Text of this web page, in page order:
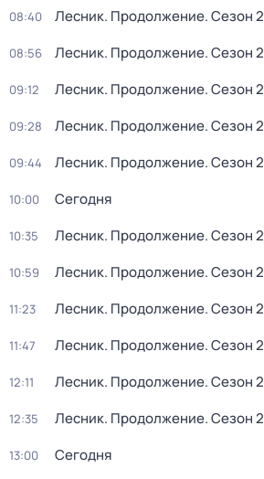
08:40 Лесник. Продолжение. Сезон 2
08:56 Лесник. Продолжение. Сезон 2
09:12 Лесник. Продолжение. Сезон 2
09:28 Лесник. Продолжение. Сезон 2
09:44 Лесник. Продолжение. Сезон 2
10:00 Сегодня
10:35 Лесник. Продолжение. Сезон 2
10:59 Лесник. Продолжение. Сезон 2
11:23 Лесник. Продолжение. Сезон 2
11:47 Лесник. Продолжение. Сезон 2
12:11 Лесник. Продолжение. Сезон 2
12:35 Лесник. Продолжение. Сезон 2
13:00 Сегодня